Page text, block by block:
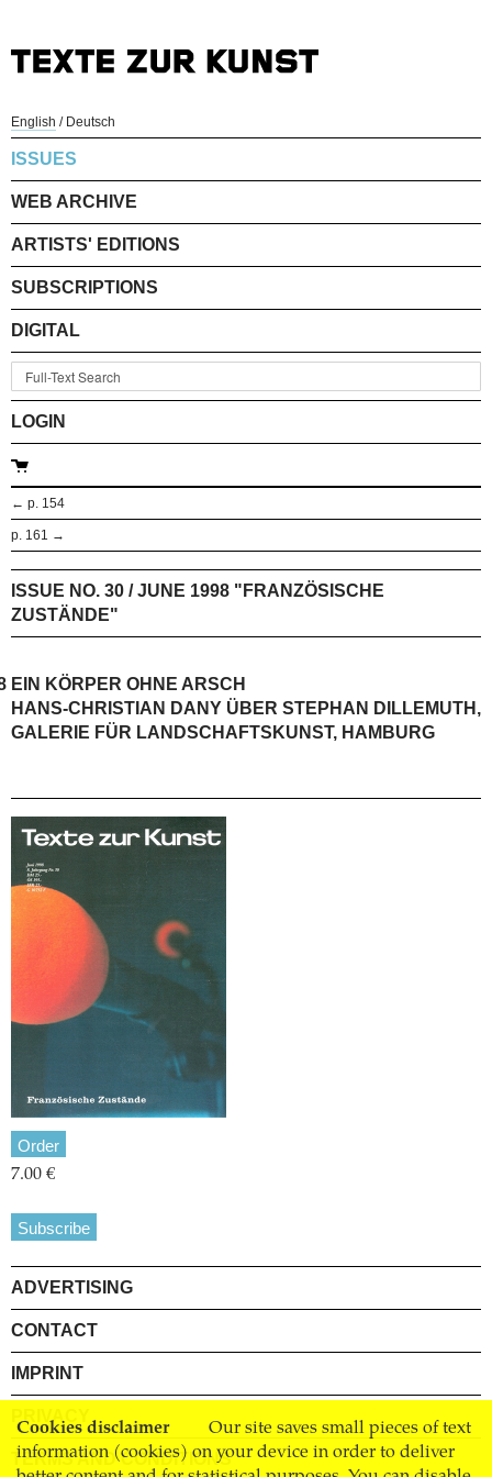
Cookies disclaimer
Our site saves small pieces of text
information (cookies) on your device in order to deliver
English / Deutsch
ISSUES
WEB ARCHIVE
ARTISTS' EDITIONS
SUBSCRIPTIONS
DIGITAL
LOGIN
← p. 154
p. 161 →
ISSUE NO. 30 / JUNE 1998 "FRANZÖSISCHE
ZUSTÄNDE"
EIN KÖRPER OHNE ARSCH
HANS-CHRISTIAN DANY ÜBER STEPHAN DILLEMUTH,
GALERIE FÜR LANDSCHAFTSKUNST, HAMBURG
Order
7.00 €
Subscribe
ADVERTISING
CONTACT
IMPRINT
PRIVACY
TERMS AND CONDITIONS